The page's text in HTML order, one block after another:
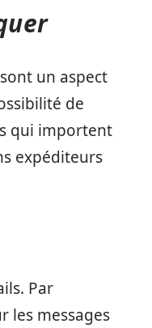
un aspect
de
qui importent
expéditeurs
Par
les messages